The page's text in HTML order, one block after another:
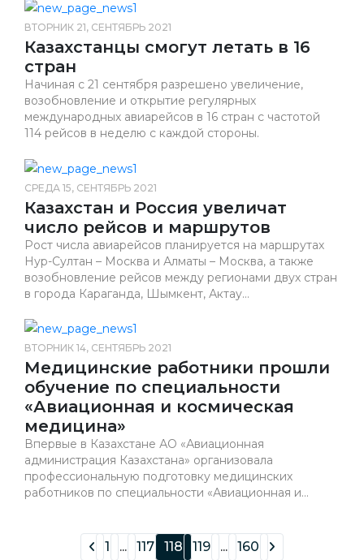
ВТОРНИК 21, СЕНТЯБРЬ 2021
Казахстанцы смогут летать в 16
стран
Начиная с 21 сентября разрешено увеличение,
возобновление и открытие регулярных
международных авиарейсов в 16 стран с частотой
114 рейсов в неделю с каждой стороны.
СРЕДА 15, СЕНТЯБРЬ 2021
Казахстан и Россия увеличат
число рейсов и маршрутов
Рост числа авиарейсов планируется на маршрутах
Нур-Султан – Москва и Алматы – Москва, а также
возобновление рейсов между регионами двух стран
в города Караганда, Шымкент, Актау...
ВТОРНИК 14, СЕНТЯБРЬ 2021
Медицинские работники прошли
обучение по специальности
«Авиационная и космическая
медицина»
Впервые в Казахстане АО «Авиационная
администрация Казахстана» организовала
профессиональную подготовку медицинских
работников по специальности «Авиационная и...
1 ... 117 118 119 ... 160